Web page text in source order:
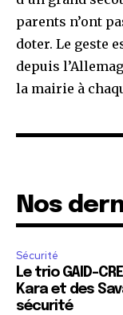
parents n’ont
doter. Le geste
depuis
la mairie à
Nos
Sécurité
Le trio GAID-
Kara et des
sécurité